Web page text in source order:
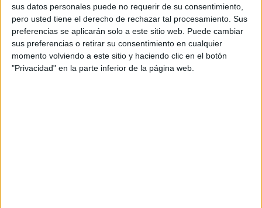
sus datos personales puede no requerir de su consentimiento,
pero usted tiene el derecho de rechazar tal procesamiento. Sus
preferencias se aplicarán solo a este sitio web. Puede cambiar
sus preferencias o retirar su consentimiento en cualquier
momento volviendo a este sitio y haciendo clic en el botón
"Privacidad" en la parte inferior de la página web.
Buscar